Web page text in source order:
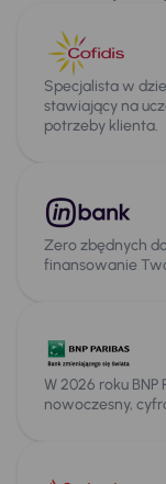
Specjalista w
stawiający na
potrzeby klienta.
Zero zbędnych
finansowanie
W 2026 roku BNP
nowoczesny,